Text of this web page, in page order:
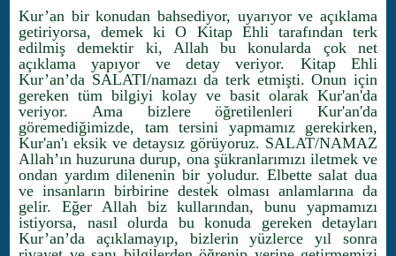
Kur’an bir konudan bahsediyor, uyarıyor ve açıklama
getiriyorsa, demek ki O Kitap Ehli tarafından terk
edilmiş demektir ki, Allah bu konularda çok net
açıklama yapıyor ve detay veriyor. Kitap Ehli
Kur’an’da SALATI/namazı da terk etmişti. Onun için
gereken tüm bilgiyi kolay ve basit olarak Kur'an'da
veriyor. Ama bizlere öğretilenleri Kur'an'da
göremediğimizde, tam tersini yapmamız gerekirken,
Kur'an'ı eksik ve detaysız görüyoruz. SALAT/NAMAZ
Allah’ın huzuruna durup, ona şükranlarımızı iletmek ve
ondan yardım dilenenin bir yoludur. Elbette salat dua
ve insanların birbirine destek olması anlamlarına da
gelir. Eğer Allah biz kullarından, bunu yapmamızı
istiyorsa, nasıl olurda bu konuda gereken detayları
Kur’an’da açıklamayıp, bizlerin yüzlerce yıl sonra